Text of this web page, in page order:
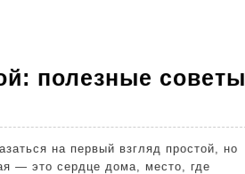
полезные советы
— это сердце дома, место, где